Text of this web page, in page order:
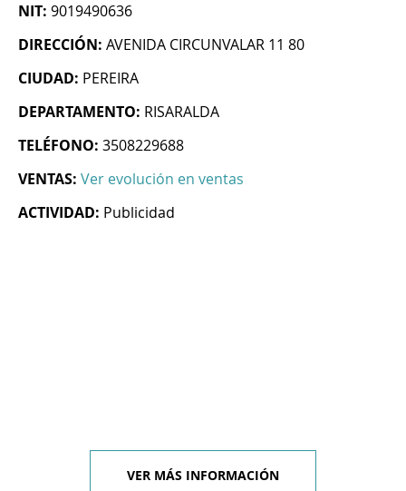
NIT: 9019490636
DIRECCIÓN: AVENIDA CIRCUNVALAR 11 80
CIUDAD: PEREIRA
DEPARTAMENTO: RISARALDA
TELÉFONO: 3508229688
VENTAS: Ver evolución en ventas
ACTIVIDAD: Publicidad
VER MÁS INFORMACIÓN